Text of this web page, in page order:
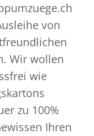
von
Wir wollen
wie
zu 100%
Ihren